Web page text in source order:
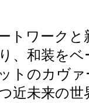
トワークと
、和装を
トのカヴァ
近未来の世